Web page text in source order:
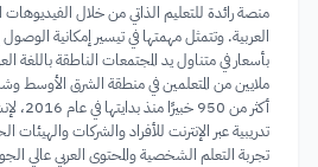
منصة رائدة للتعليم الذاتي من خلال الفيديوهات
العربية. وتتمثل مهمتها في تيسير إمكانية
ملايين من المتعلمين في منطقة الشرق الأوسط
تدريبية عبر الإنترنت للأفراد والشركات
تجربة التعلم الشخصية والمحتوى العربي عالي